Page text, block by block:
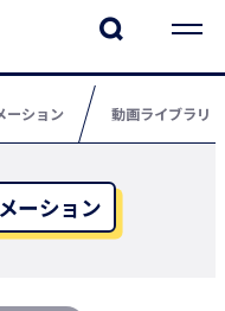
ーション 動画ライブラリ
ーション